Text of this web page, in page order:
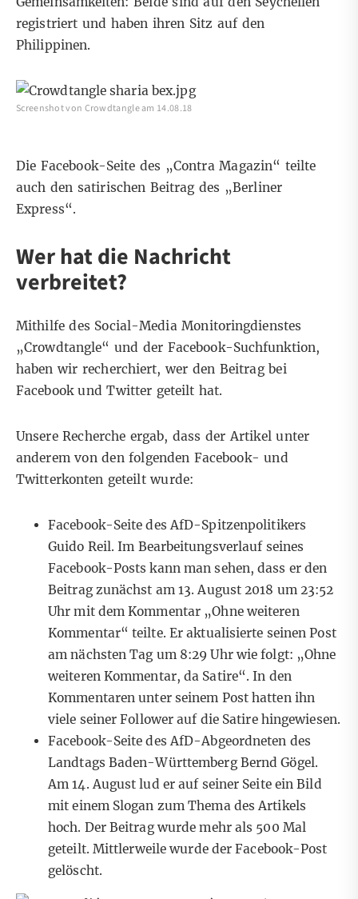
registriert und haben ihren Sitz auf den
Philippinen.
Screenshot von Crowdtangle am 14.08.18
Die Facebook-Seite des „Contra Magazin“ teilte
auch den satirischen Beitrag des „Berliner
Express“.
Wer hat die Nachricht
verbreitet?
Mithilfe des Social-Media Monitoringdienstes
„Crowdtangle“ und der Facebook-Suchfunktion,
haben wir recherchiert, wer den Beitrag bei
Facebook und Twitter geteilt hat.
Unsere Recherche ergab, dass der Artikel unter
anderem von den folgenden Facebook- und
Twitterkonten geteilt wurde:
Facebook-Seite des AfD-Spitzenpolitikers
Guido Reil. Im Bearbeitungsverlauf seines
Facebook-Posts kann man sehen, dass er den
Beitrag zunächst am 13. August 2018 um 23:52
Uhr mit dem Kommentar „Ohne weiteren
Kommentar“ teilte. Er aktualisierte seinen Post
am nächsten Tag um 8:29 Uhr wie folgt: „Ohne
weiteren Kommentar, da Satire“. In den
Kommentaren unter seinem Post hatten ihn
viele seiner Follower auf die Satire hingewiesen.
Facebook-Seite des AfD-Abgeordneten des
Landtags Baden-Württemberg Bernd Gögel.
Am 14. August lud er auf seiner Seite ein Bild
mit einem Slogan zum Thema des Artikels
hoch. Der Beitrag wurde mehr als 500 Mal
geteilt. Mittlerweile wurde der Facebook-Post
gelöscht.